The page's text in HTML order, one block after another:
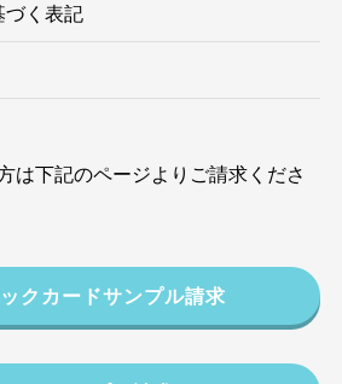
づく表記
は下記のページよりご請求くださ
クカードサンプル請求